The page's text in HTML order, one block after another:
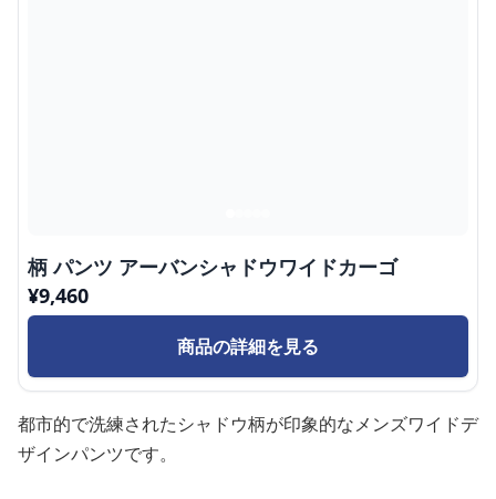
柄 パンツ アーバンシャドウワイドカーゴ
¥9,460
商品の詳細を見る
都市的で洗練されたシャドウ柄が印象的なメンズワイドデ
ザインパンツです。